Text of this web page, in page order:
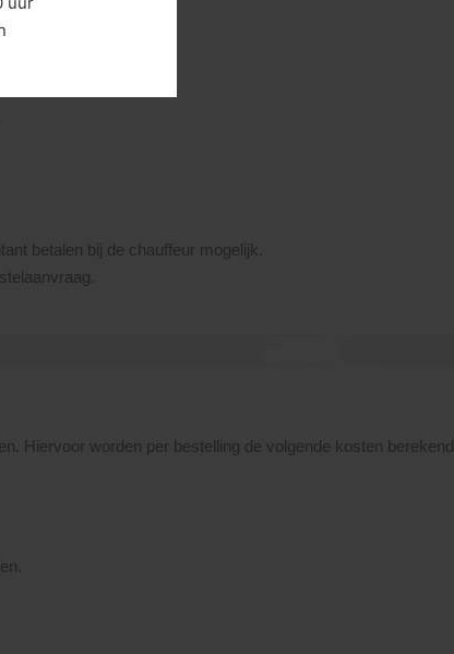
in de planning.
betalen bij de chauffeur mogelijk.
Hiervoor worden per bestelling de volgende kosten berekend: